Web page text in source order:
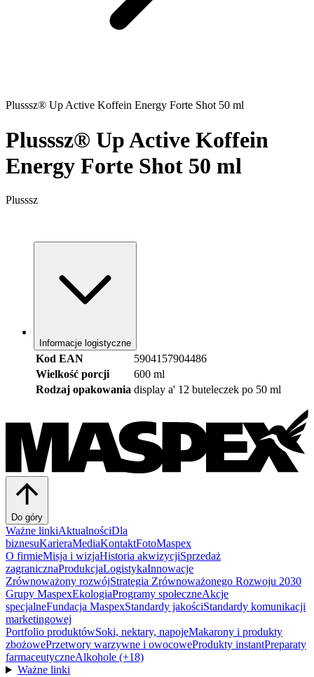
Plusssz® Up Active Koffein Energy Forte Shot 50 ml
Plusssz® Up Active Koffein
Energy Forte Shot 50 ml
Plusssz
Informacje logistyczne
Kod EAN
5904157904486
Wielkość porcji
600 ml
Rodzaj opakowania display a' 12 buteleczek po 50 ml
Do góry
Ważne linkiAktualnościDla
biznesuKarieraMediaKontaktFotoMaspex
O firmieMisja i wizjaHistoria akwizycjiSprzedaż
zagranicznaProdukcjaLogistykaInnowacje
Zrównoważony rozwójStrategia Zrównoważonego Rozwoju 2030
Grupy MaspexEkologiaProgramy społeczneAkcje
specjalneFundacja MaspexStandardy jakościStandardy komunikacji
marketingowej
Portfolio produktówSoki, nektary, napojeMakarony i produkty
zbożowePrzetwory warzywne i owocoweProdukty instantPreparaty
farmaceutyczneAlkohole (+18)
Ważne linki